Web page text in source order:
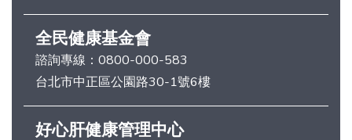
全民健康基金會
諮詢專線： 0800-000-583
台北市中正區公園路30-1號6樓
好心肝健康管理中心